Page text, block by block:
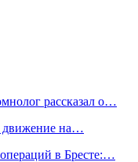
рассказал о…
движение на…
в Бресте:…